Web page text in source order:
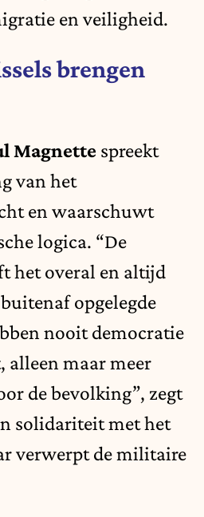
en veiligheid.
brengen
Magnette spreekt
van het
en waarschuwt
logica. “De
het overal en altijd
opgelegde
nooit democratie
alleen maar meer
de bevolking”, zegt
solidariteit met het
verwerpt de militaire